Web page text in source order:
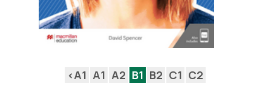
<A1 A1 A2 B1 B2 C1 C2